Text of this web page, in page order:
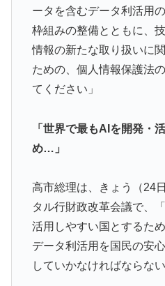
▶ 新聞さん、壮大な縦読みを
▶ 【伝説の100得点、いまだ
83点でようやく信じた」
▶ 海外「海外発祥なのに、今
て何？その逆も教えて！」
した極限の中の日本人の姿
▶ 【海外の反応】アルゼンチ
▶ 軽飛行機が屋根すれすれを
ないまま胴体着陸「これよ
きた」【海外の反応】
▶
韓国人「日本メディアが
決勝も調査すべきと主張！
ータを含むデータ利活用
枠組みの整備とともに、
情報の新たな取り扱いに
ための、個人情報保護法
てください」
「世界で最もAIを開発・
め…」
高市総理は、きょう（24
タル行財政改革会議で、
活用しやすい国とするた
データ利活用を国民の安
していかなければならな